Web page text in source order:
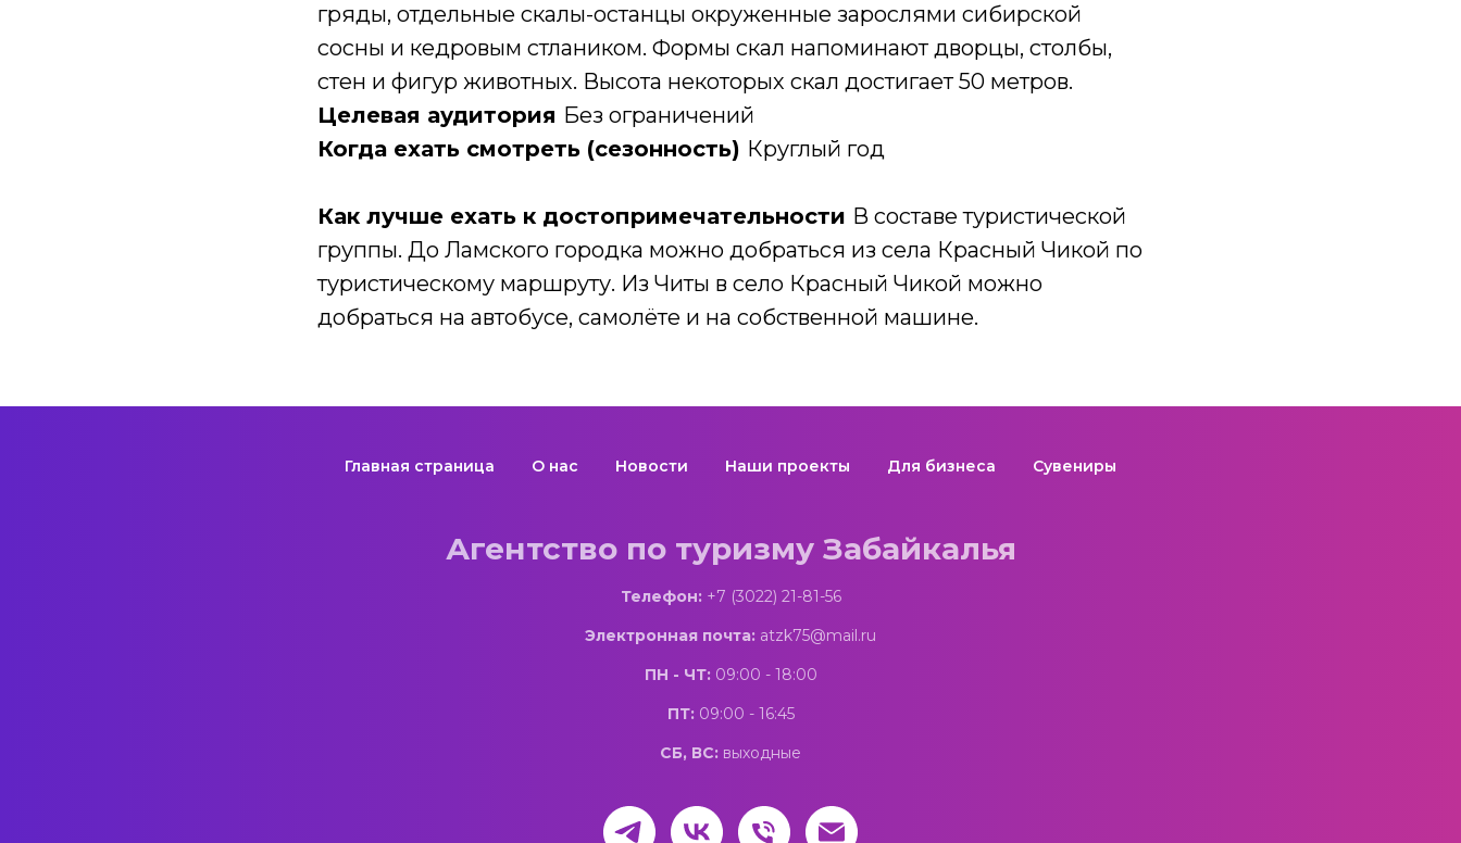
гряды, отдельные скалы-останцы окруженные зарослями сибирской
сосны и кедровым стлаником. Формы скал напоминают дворцы, столбы,
стен и фигур животных. Высота некоторых скал достигает 50 метров.
Целевая аудитория Без ограничений
Когда ехать смотреть (сезонность) Круглый год
Как лучше ехать к достопримечательности В составе туристической
группы. До Ламского городка можно добраться из села Красный Чикой по
туристическому маршруту. Из Читы в село Красный Чикой можно
добраться на автобусе, самолёте и на собственной машине.
Главная страница О нас Новости Наши проекты Для бизнеса Сувениры
Агентство по туризму Забайкалья
Телефон:+7 (3022) 21-81-56
Электронная почта: atzk75@mail.ru
ПН - ЧТ:09:00 - 18:00
ПТ:09:00 - 16:45
СБ, ВС: выходные